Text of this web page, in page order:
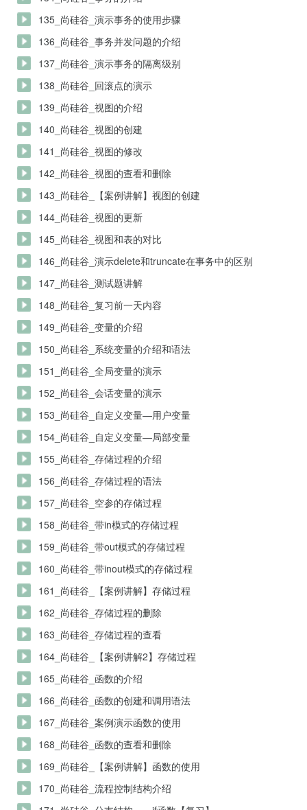
135_尚硅谷_演示事务的使用步骤
136_尚硅谷_事务并发问题的介绍
137_尚硅谷_演示事务的隔离级别
138_尚硅谷_回滚点的演示
139_尚硅谷_视图的介绍
140_尚硅谷_视图的创建
141_尚硅谷_视图的修改
142_尚硅谷_视图的查看和删除
143_尚硅谷_【案例讲解】视图的创建
144_尚硅谷_视图的更新
145_尚硅谷_视图和表的对比
146_尚硅谷_演示delete和truncate在事务中的区别
147_尚硅谷_测试题讲解
148_尚硅谷_复习前一天内容
149_尚硅谷_变量的介绍
150_尚硅谷_系统变量的介绍和语法
151_尚硅谷_全局变量的演示
152_尚硅谷_会话变量的演示
153_尚硅谷_自定义变量—用户变量
154_尚硅谷_自定义变量—局部变量
155_尚硅谷_存储过程的介绍
156_尚硅谷_存储过程的语法
157_尚硅谷_空参的存储过程
158_尚硅谷_带in模式的存储过程
159_尚硅谷_带out模式的存储过程
160_尚硅谷_带inout模式的存储过程
161_尚硅谷_【案例讲解】存储过程
162_尚硅谷_存储过程的删除
163_尚硅谷_存储过程的查看
164_尚硅谷_【案例讲解2】存储过程
165_尚硅谷_函数的介绍
166_尚硅谷_函数的创建和调用语法
167_尚硅谷_案例演示函数的使用
168_尚硅谷_函数的查看和删除
169_尚硅谷_【案例讲解】函数的使用
170_尚硅谷_流程控制结构介绍